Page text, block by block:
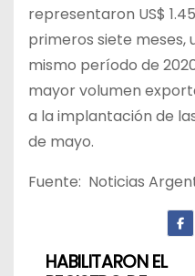
representaron US$
primeros siete meses,
mismo período de
mayor volumen
a la implantación de
de mayo.
Fuente: Noticias
HABILITARON EL